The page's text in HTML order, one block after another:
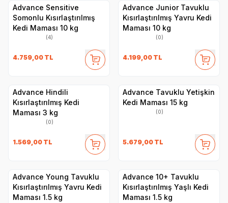
Advance Sensitive
Somonlu Kısırlaştırılmış
Kedi Maması 10 kg
(4)
4.759,00 TL
Advance Junior Tavuklu
Kısırlaştırılmış Yavru Kedi
Maması 10 kg
(0)
4.199,00 TL
Advance Hindili
Kısırlaştırılmış Kedi
Maması 3 kg
(0)
1.569,00 TL
Advance Tavuklu Yetişkin
Kedi Maması 15 kg
(0)
5.679,00 TL
Advance Young Tavuklu
Kısırlaştırılmış Yavru Kedi
Maması 1.5 kg
Advance 10+ Tavuklu
Kısırlaştırılmış Yaşlı Kedi
Maması 1.5 kg